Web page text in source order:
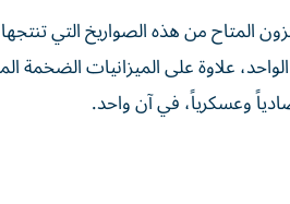
المتاح من هذه الصواريخ التي
دولار للصاروخ الواحد، علاوة على
وعسكرياً، في آن واحد.